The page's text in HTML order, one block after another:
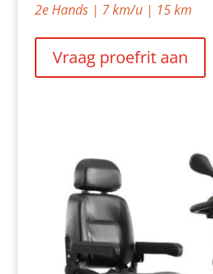
2e Hands | 7 km/u | 15 km
Vraag proefrit aan